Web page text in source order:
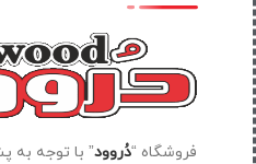
فروشگاه “دُروود